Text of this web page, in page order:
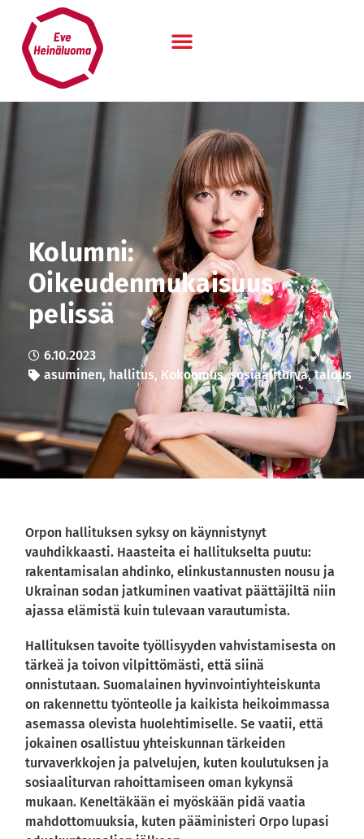
sisältöön
Kolumni:
Oikeudenmukaisuus
pelissä
6.10.2023
asuminen, hallitus, Kokoomus,sosiaaliturva,talous
Orpon hallituksen syksy on käynnistynyt
vauhdikkaasti. Haasteita ei hallitukselta puutu:
rakentamisalan ahdinko, elinkustannusten nousu ja
Ukrainan sodan jatkuminen vaativat päättäjiltä niin
ajassa elämistä kuin tulevaan varautumista.
Hallituksen tavoite työllisyyden vahvistamisesta on
tärkeä ja toivon vilpittömästi, että siinä
onnistutaan. Suomalainen hyvinvointiyhteiskunta
on rakennettu työnteolle ja kaikista heikoimmassa
asemassa olevista huolehtimiselle. Se vaatii, että
jokainen osallistuu yhteiskunnan tärkeiden
turvaverkkojen ja palvelujen, kuten koulutuksen ja
sosiaaliturvan rahoittamiseen oman kykynsä
mukaan. Keneltäkään ei myöskään pidä vaatia
mahdottomuuksia, kuten pääministeri Orpo lupasi